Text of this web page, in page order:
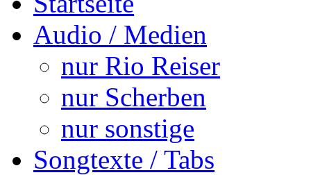
Audio / Medien
nur Rio Reiser
nur Scherben
nur sonstige
Songtexte / Tabs